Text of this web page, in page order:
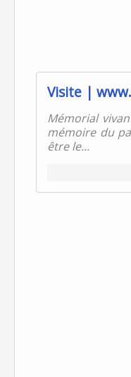
Visite |
Mémorial
mémoire du
être le...